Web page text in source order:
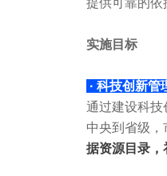
实施目标
· 科技创新管
通过建设科技
中央到省级
据资源目录，